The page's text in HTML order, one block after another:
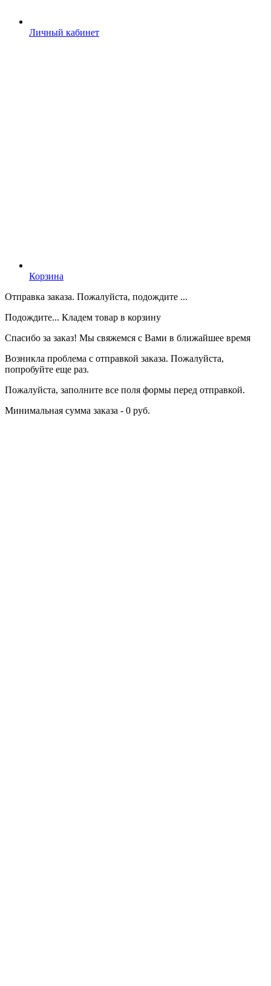
Личный кабинет
Корзина
Отправка заказа. Пожалуйста, подождите ...
Подождите... Кладем товар в корзину
Спасибо за заказ! Мы свяжемся с Вами в ближайшее время
Возникла проблема с отправкой заказа. Пожалуйста,
попробуйте еще раз.
Пожалуйста, заполните все поля формы перед отправкой.
Минимальная сумма заказа - 0 руб.